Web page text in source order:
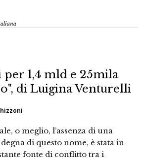
1,4 mld e 25mila
di Luigina Venturelli
o meglio, l’assenza di una
di questo nome, è stata in
fonte di conflitto tra i